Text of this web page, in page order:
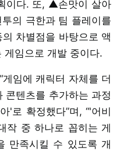
이다. 또, ▲손맛이 살아
의 극한과 팀 플레이를
차별점을 바탕으로 액
게임으로 개발 중이다.
임에 캐릭터 자체를 더
콘텐츠를 추가하는 과정
'로 확정했다”며, “'어비
작 중 하나로 꼽히는 게
만족시킬 수 있도록 개